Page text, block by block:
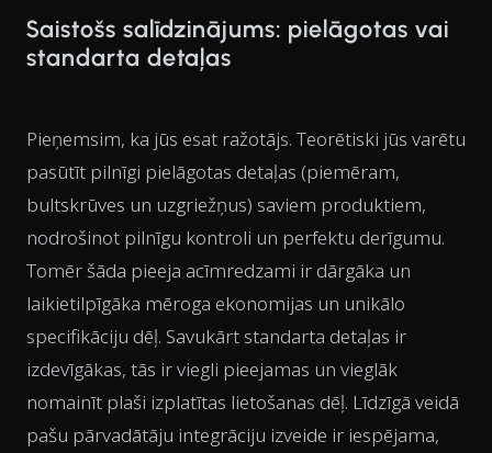
Saistošs salīdzinājums: pielāgotas vai
standarta detaļas
Pieņemsim, ka jūs esat ražotājs. Teorētiski jūs varētu
pasūtīt pilnīgi pielāgotas detaļas (piemēram,
bultskrūves un uzgriežņus) saviem produktiem,
nodrošinot pilnīgu kontroli un perfektu derīgumu.
Tomēr šāda pieeja acīmredzami ir dārgāka un
laikietilpīgāka mēroga ekonomijas un unikālo
specifikāciju dēļ. Savukārt standarta detaļas ir
izdevīgākas, tās ir viegli pieejamas un vieglāk
nomainīt plaši izplatītas lietošanas dēļ. Līdzīgā veidā
pašu pārvadātāju integrāciju izveide ir iespējama,